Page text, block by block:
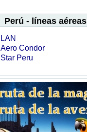
Perú - líneas aéreas
LAN
Aero Condor
Star Peru